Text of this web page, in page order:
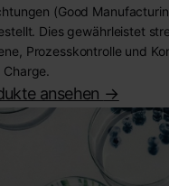
(Good
Dies gewährleistet
Prozesskontrolle und
Charge.
ansehen ->